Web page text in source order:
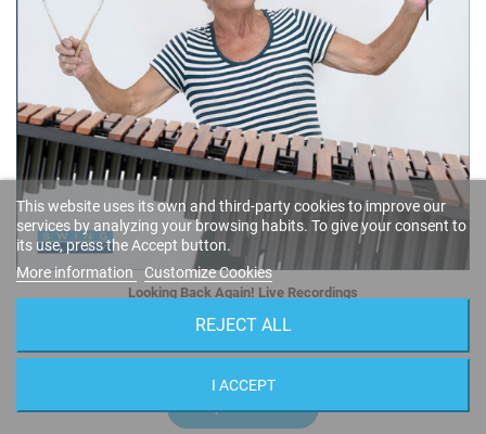
Looking Back Again! Live Recordings
Geni Barry
10,95 € BUY
This website uses its own and third-party cookies to improve our
services by analyzing your browsing habits. To give your consent to
its use, press the Accept button.
More information Customize Cookies
REJECT ALL
I ACCEPT